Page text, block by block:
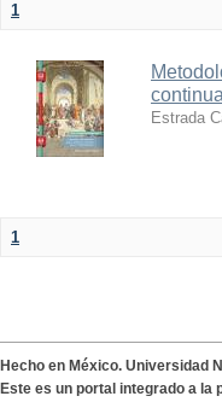
1
continua
Estrada
1
Hecho en México. Universidad
Este es un portal integrado a la